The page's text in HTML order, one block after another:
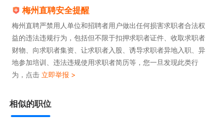
梅州直聘安全提醒
梅州直聘严禁用人单位和招聘者用户做出任何损害求职者合法权
益的违法违规行为，包括但不限于扣押求职者证件、收取求职者
财物、向求职者集资、让求职者入股、诱导求职者异地入职、异
地参加培训、违法违规使用求职者简历等，您一旦发现此类行
为，点击 立即举报 >
相似的职位